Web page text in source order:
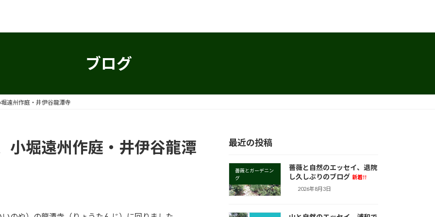
ブログ
遠州作庭・井伊谷龍潭寺
小堀遠州作庭・井伊谷龍潭 最近の投稿
薔薇とガーデニン
グ
薔薇と自然のエッセイ、退院
し久しぶりのブログ 新着!!
2026年8月3日